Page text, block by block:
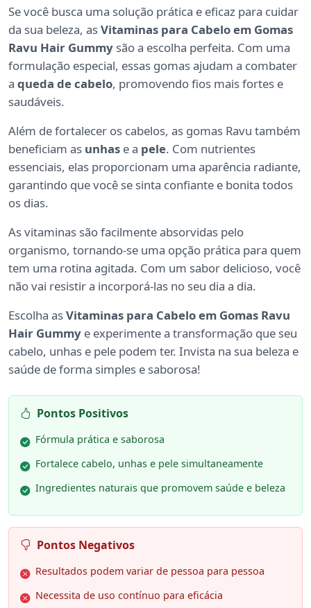
Se você busca uma solução prática e eficaz para cuidar
da sua beleza, asVitaminas para Cabelo em Gomas
Ravu Hair Gummy são a escolha perfeita. Com uma
formulação especial, essas gomas ajudam a combater
a queda de cabelo, promovendo fios mais fortes e
saudáveis.
Além de fortalecer os cabelos, as gomas Ravu também
beneficiam as unhas e a pele. Com nutrientes
essenciais, elas proporcionam uma aparência radiante,
garantindo que você se sinta confiante e bonita todos
os dias.
As vitaminas são facilmente absorvidas pelo
organismo, tornando-se uma opção prática para quem
tem uma rotina agitada. Com um sabor delicioso, você
não vai resistir a incorporá-las no seu dia a dia.
Escolha asVitaminas para Cabelo em Gomas Ravu
Hair Gummy e experimente a transformação que seu
cabelo, unhas e pele podem ter. Invista na sua beleza e
saúde de forma simples e saborosa!
Pontos Positivos
Fórmula prática e saborosa
Fortalece cabelo, unhas e pele simultaneamente
Ingredientes naturais que promovem saúde e beleza
Pontos Negativos
Resultados podem variar de pessoa para pessoa
Necessita de uso contínuo para eficácia